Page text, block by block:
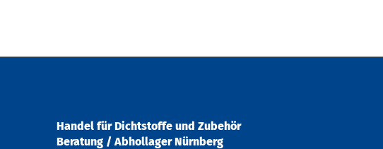
Handel für Dichtstoffe und Zubehör
Beratung / Abhollager Nürnberg